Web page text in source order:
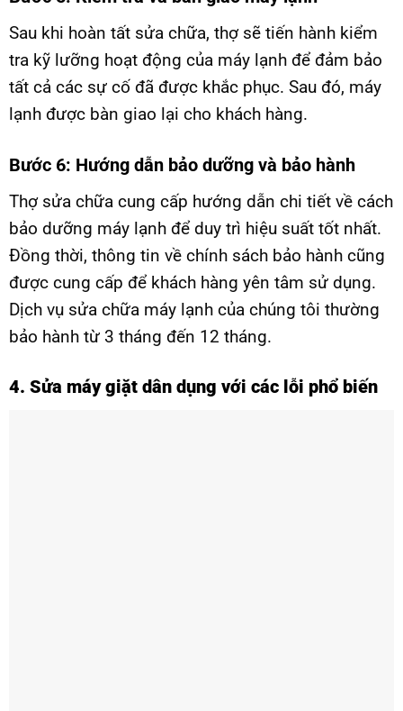
Sau khi hoàn tất sửa chữa, thợ sẽ tiến hành kiểm
tra kỹ lưỡng hoạt động của máy lạnh để đảm bảo
tất cả các sự cố đã được khắc phục. Sau đó, máy
lạnh được bàn giao lại cho khách hàng.
Bước 6: Hướng dẫn bảo dưỡng và bảo hành
Thợ sửa chữa cung cấp hướng dẫn chi tiết về cách
bảo dưỡng máy lạnh để duy trì hiệu suất tốt nhất.
Đồng thời, thông tin về chính sách bảo hành cũng
được cung cấp để khách hàng yên tâm sử dụng.
Dịch vụ sửa chữa máy lạnh của chúng tôi thường
bảo hành từ 3 tháng đến 12 tháng.
4. Sửa máy giặt dân dụng với các lỗi phổ biến